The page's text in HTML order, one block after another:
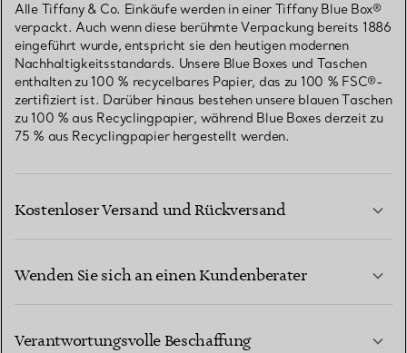
Alle Tiffany & Co. Einkäufe werden in einer Tiffany Blue Box®
verpackt. Auch wenn diese berühmte Verpackung bereits 1886
eingeführt wurde, entspricht sie den heutigen modernen
Nachhaltigkeitsstandards. Unsere Blue Boxes und Taschen
enthalten zu 100 % recycelbares Papier, das zu 100 % FSC®-
zertifiziert ist. Darüber hinaus bestehen unsere blauen Taschen
zu 100 % aus Recyclingpapier, während Blue Boxes derzeit zu
75 % aus Recyclingpapier hergestellt werden.
Kostenloser Versand und Rückversand
Wenden Sie sich an einen Kundenberater
Verantwortungsvolle Beschaffung